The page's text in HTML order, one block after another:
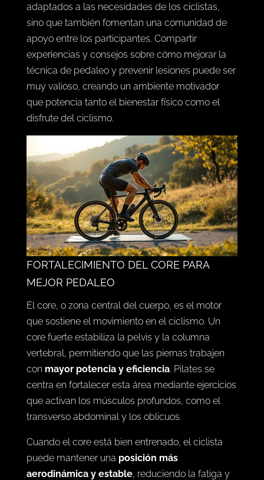
adaptados a las necesidades de los ciclistas,
sino que también fomentan una comunidad de
apoyo entre los participantes. Compartir
experiencias y consejos sobre cómo mejorar la
técnica de pedaleo y prevenir lesiones puede ser
muy valioso, creando un ambiente motivador
que potencia tanto el bienestar físico como el
disfrute del ciclismo.
FORTALECIMIENTO DEL CORE PARA
MEJOR PEDALEO
El core, o zona central del cuerpo, es el motor
que sostiene el movimiento en el ciclismo. Un
core fuerte estabiliza la pelvis y la columna
vertebral, permitiendo que las piernas trabajen
con mayor potencia y eficiencia. Pilates se
centra en fortalecer esta área mediante ejercicios
que activan los músculos profundos, como el
transverso abdominal y los oblicuos.
Cuando el core está bien entrenado, el ciclista
puede mantener una posición más
aerodinámica y estable, reduciendo la fatiga y